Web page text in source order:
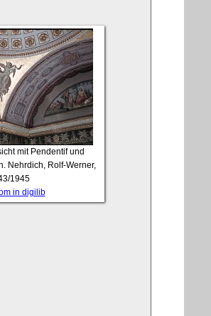
mit Pendentif und
Nehrdich, Rolf-Werner,
1945
in digilib